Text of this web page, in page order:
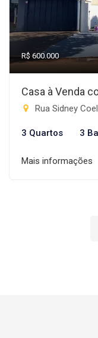
R$ 600.000
Casa à Venda
Rua Sidney Coelho
3 Quartos 3
Mais informações